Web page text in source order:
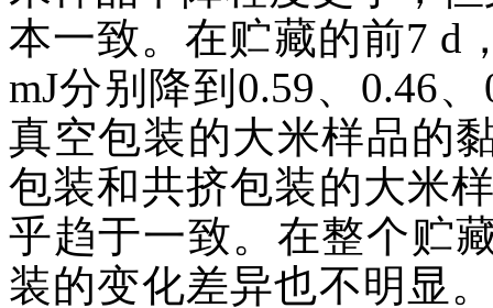
本一致。在贮藏的前7 d
mJ分别降到0.59、0.46
真空包装的大米样品的
包装和共挤包装的大米
乎趋于一致。在整个贮
装的变化差异也不明显